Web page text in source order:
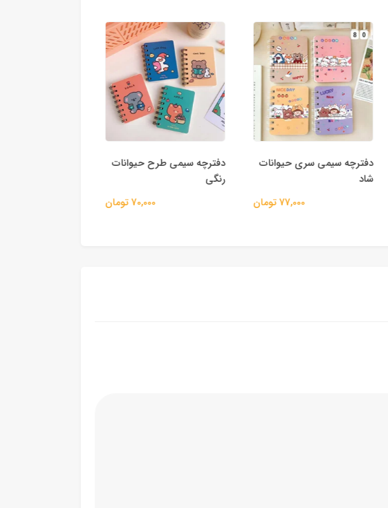
دفترچه سیمی سری حیوانات
شاد
77,000 تومان
دفترچه سیمی طرح حیوانات
رنگی
70,000 تومان